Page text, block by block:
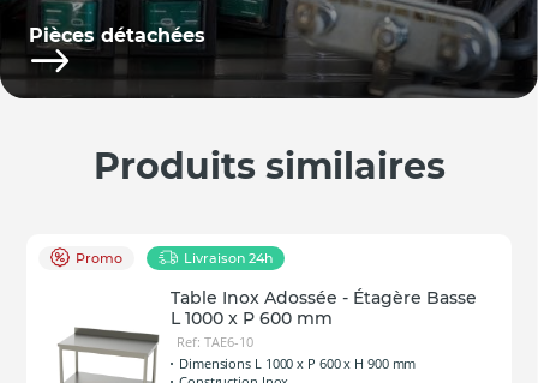
Pièces détachées
Produits similaires
Promo Livraison 24h
Table Inox Adossée - Étagère Basse
L 1000 x P 600 mm
Ref: TAE6-10
Dimensions L 1000 x P 600 x H 900 mm